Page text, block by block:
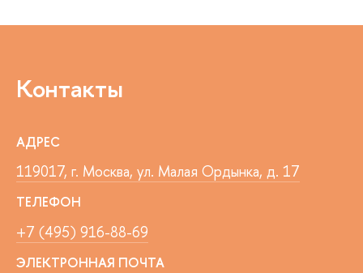
Контакты
АДРЕС
119017, г. Москва, ул. Малая Ордынка, д. 17
ТЕЛЕФОН
+7 (495) 916-88-69
ЭЛЕКТРОННАЯ ПОЧТА